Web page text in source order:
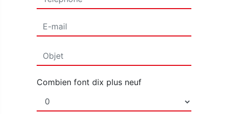
Combien font dix plus neuf